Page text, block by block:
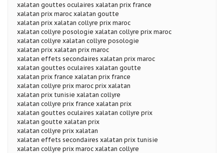
xalatan gouttes oculaires xalatan prix france
xalatan prix maroc xalatan goutte
xalatan prix xalatan collyre prix maroc
xalatan collyre posologie xalatan collyre prix maroc
xalatan collyre xalatan collyre posologie
xalatan prix xalatan prix maroc
xalatan effets secondaires xalatan prix maroc
xalatan gouttes oculaires xalatan goutte
xalatan prix france xalatan prix france
xalatan collyre prix maroc prix xalatan
xalatan prix tunisie xalatan collyre
xalatan collyre prix france xalatan prix
xalatan gouttes oculaires xalatan collyre prix
xalatan goutte xalatan prix
xalatan collyre prix xalatan
xalatan effets secondaires xalatan prix tunisie
xalatan collyre prix maroc xalatan collyre